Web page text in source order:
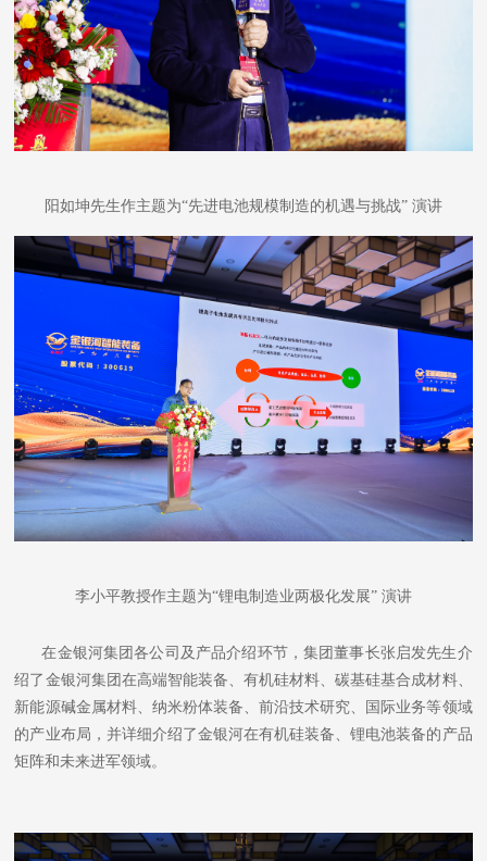
阳如坤先生作主题为“先进电池规模制造的机遇与挑战” 演讲
李小平教授作主题为“锂电制造业两极化发展” 演讲
在金银河集团各公司及产品介绍环节，集团董事长张启发先生介
绍了金银河集团在高端智能装备、有机硅材料、碳基硅基合成材料、
新能源碱金属材料、纳米粉体装备、前沿技术研究、国际业务等领域
的产业布局，并详细介绍了金银河在有机硅装备、锂电池装备的产品
矩阵和未来进军领域。